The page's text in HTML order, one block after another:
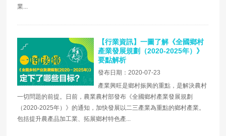
業...
【行業資訊】一圖了解《全國鄉村
產業發展規劃（2020-2025年）》
要點解析
發布日期：2020-07-23
產業興旺是鄉村振興的重點，是解決農村
一切問題的前提。日前，農業農村部發布《全國鄉村產業發展規劃
（2020-2025年）》的通知，加快發展以二三產業為重點的鄉村產業。
包括提升農產品加工業、拓展鄉村特色產...